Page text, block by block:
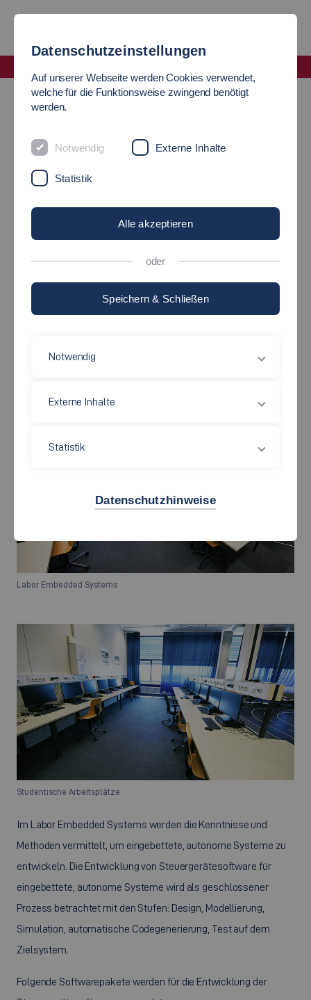
Labor Embedded Systems
Labor Embedded Systems
Modellbasierte Software-Entwicklung für
eingebettete autonome Systeme
Labor Embedded Systems
Studentische Arbeitsplätze
Im Labor Embedded Systems werden die Kenntnisse und
Methoden vermittelt, um eingebettete, autonome Systeme zu
entwickeln. Die Entwicklung von Steuergerätesoftware für
eingebettete, autonome Systeme wird als geschlossener
Prozess betrachtet mit den Stufen: Design, Modellierung,
Simulation, automatische Codegenerierung, Test auf dem
Zielsystem.
Folgende Softwarepakete werden für die Entwicklung der
Datenschutzeinstellungen
Auf unserer Webseite werden Cookies verwendet,
welche für die Funktionsweise zwingend benötigt
werden.
Notwendig Externe Inhalte
Statistik
Alle akzeptieren
oder
Speichern & Schließen
Notwendig
Externe Inhalte
Statistik
Datenschutzhinweise